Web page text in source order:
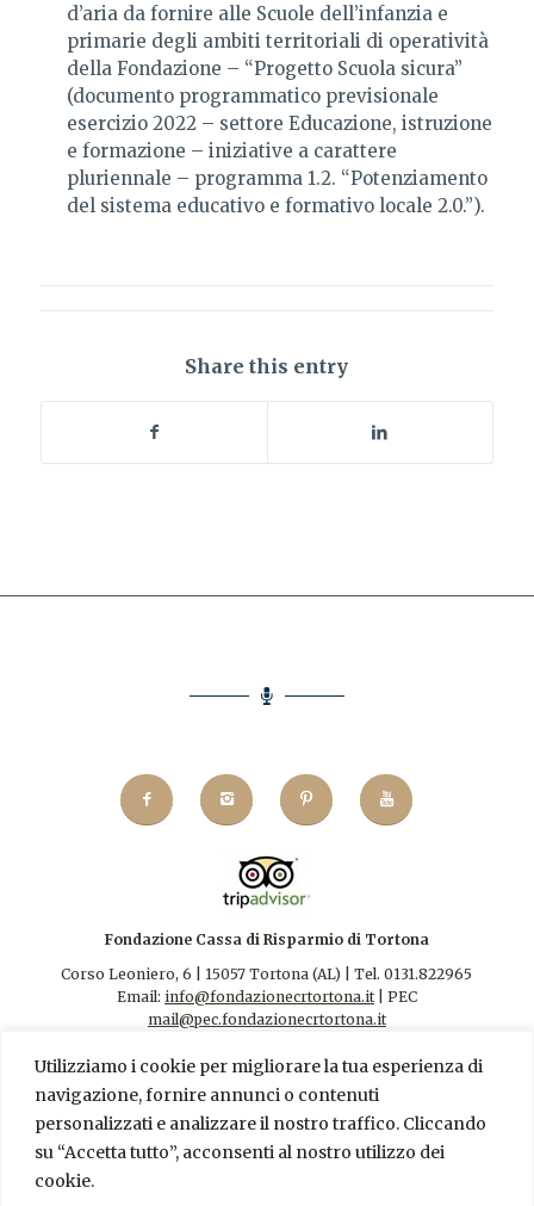
Utilizziamo i cookie per migliorare la tua esperienza di
navigazione, fornire annunci o contenuti
personalizzati e analizzare il nostro traffico. Cliccando
su “Accetta tutto”, acconsenti al nostro utilizzo dei
cookie.
d’aria da fornire alle Scuole dell’infanzia e
primarie degli ambiti territoriali di operatività
della Fondazione – “Progetto Scuola sicura”
(documento programmatico previsionale
esercizio 2022 – settore Educazione, istruzione
e formazione – iniziative a carattere
pluriennale – programma 1.2. “Potenziamento
del sistema educativo e formativo locale 2.0.”).
Share this entry
Fondazione Cassa di Risparmio di Tortona
Corso Leoniero, 6 | 15057 Tortona (AL) | Tel. 0131.822965
Email: info@fondazionecrtortona.it| PEC
mail@pec.fondazionecrtortona.it